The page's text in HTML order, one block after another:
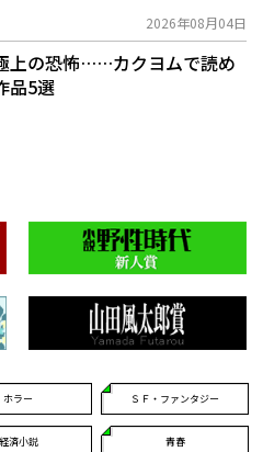
2026年08月04日
上の恐怖……カクヨムで読め
品5選
ホラー ＳＦ・ファンタジー
経済小説 青春